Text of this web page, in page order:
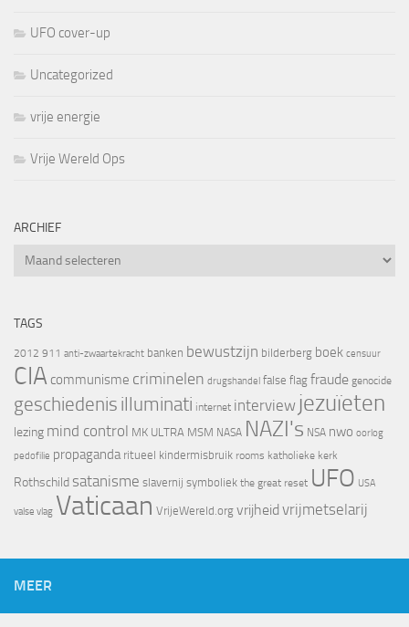
UFO cover-up
Uncategorized
vrije energie
Vrije Wereld Ops
ARCHIEF
Archief
TAGS
2012 911 anti-zwaartekracht banken bewustzijn bilderberg boek censuur
CIA communisme criminelen drugshandel false flag fraude genocide
geschiedenis illuminati internet interview jezuïeten
lezing mind control MK ULTRA MSM NASA NAZI's NSA nwo oorlog
pedofilie propaganda ritueel kindermisbruik rooms katholieke kerk
Rothschild satanisme slavernij symboliek the great reset UFO USA
valse vlag Vaticaan VrijeWereld.org vrijheid vrijmetselarij
MEER